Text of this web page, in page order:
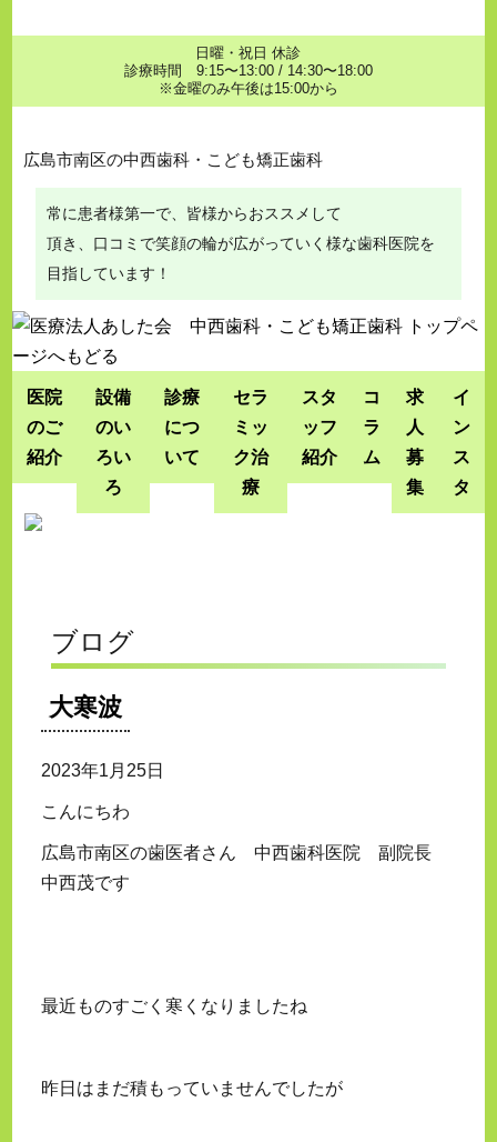
日曜・祝日 休診
診療時間 9:15〜13:00 / 14:30〜18:00
※金曜のみ午後は15:00から
広島市南区の中西歯科・こども矯正歯科
常に患者様第一で、皆様からおススメして
頂き、口コミで笑顔の輪が広がっていく様な歯科医院を
目指しています！
医院
のご
紹介
設備
のい
ろい
ろ
診療
につ
いて
セラ
ミッ
ク治
療
スタ
ッフ
紹介
コ
ラ
ム
求
人
募
集
イ
ン
ス
タ
ブログ
大寒波
2023年1月25日
こんにちわ
広島市南区の歯医者さん 中西歯科医院 副院長
中西茂です
最近ものすごく寒くなりましたね
昨日はまだ積もっていませんでしたが